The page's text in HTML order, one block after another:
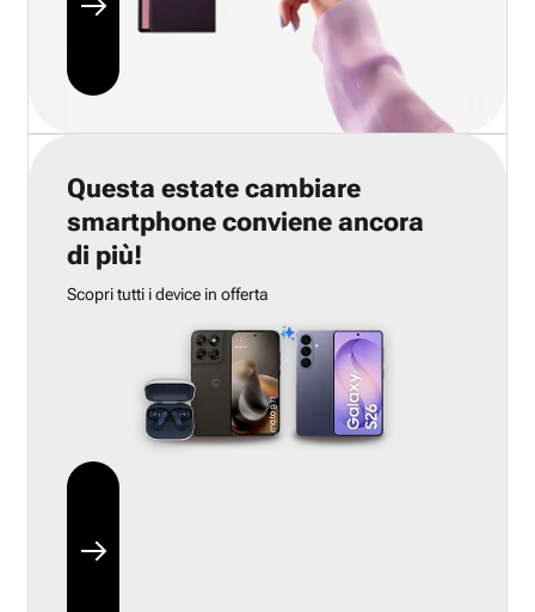
Questa estate cambiare
smartphone conviene ancora
di più!
Scopri tutti i device in offerta